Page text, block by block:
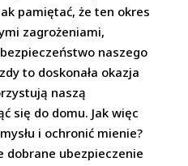
pamiętać, że ten okres
zagrożeniami,
naszego
to doskonała okazja
naszą
się do domu. Jak więc
i ochronić mienie?
dobrane ubezpieczenie